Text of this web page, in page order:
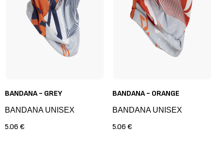
BANDANA - GREY
BANDANA UNISEX
5.06 €
BANDANA - ORANGE
BANDANA UNISEX
5.06 €